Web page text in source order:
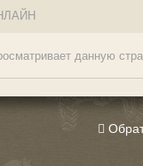
данную